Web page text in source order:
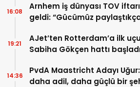
Arnhem iş dünyası TOV
geldi: “Gücümüz
16:08
AJet’ten Rotterdam’a ilk
Sabiha Gökçen hattı
19:21
PvdA Maastricht Adayı
daha adil, daha güçlü bir
14:36